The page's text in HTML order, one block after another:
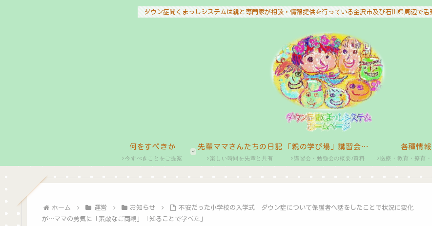
ダウン症聞くまっしシステムは親と専門家が相談・情報提供を行っている金沢市及び石川県周辺で
何をすべきか
今すべきことをご提案
先輩ママさんたちの日記
楽しい時間を先輩と共有
「親の学び場」講習会・勉強会
講習会・勉強会の概要/資料
各種情報
医療・教育・療育
ホーム 運営 お知らせ
不安だった小学校の入学式 ダウン症について保護者へ話をしたことで状況に変化
が…ママの勇気に「素敵なご両親」「知ることで学べた」